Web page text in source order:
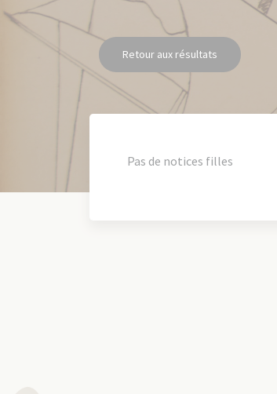
Retour aux résultats
Pas de notices filles